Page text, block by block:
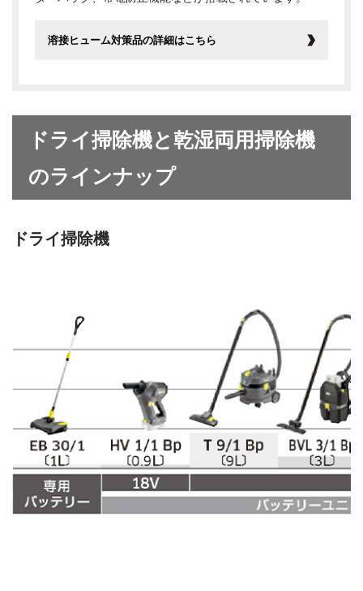
溶接ヒューム対策品の詳細はこちら
ドライ掃除機と乾湿両用掃除機
のラインナップ
ドライ掃除機